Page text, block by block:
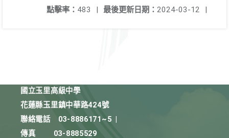
最後更新日期： 2024-03-12 |
點擊率： 483 |
國立玉里高級中學
花蓮縣玉里鎮中華路424號
聯絡電話
03-8886171~5
傳真
03-8885529